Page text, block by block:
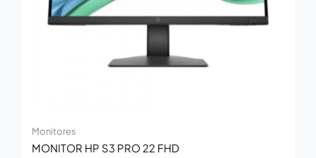
Monitores
MONITOR HP S3 PRO 22 FHD